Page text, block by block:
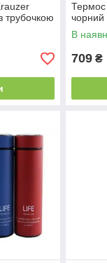
трубочкою
Термос
чорний
В
709 ₴